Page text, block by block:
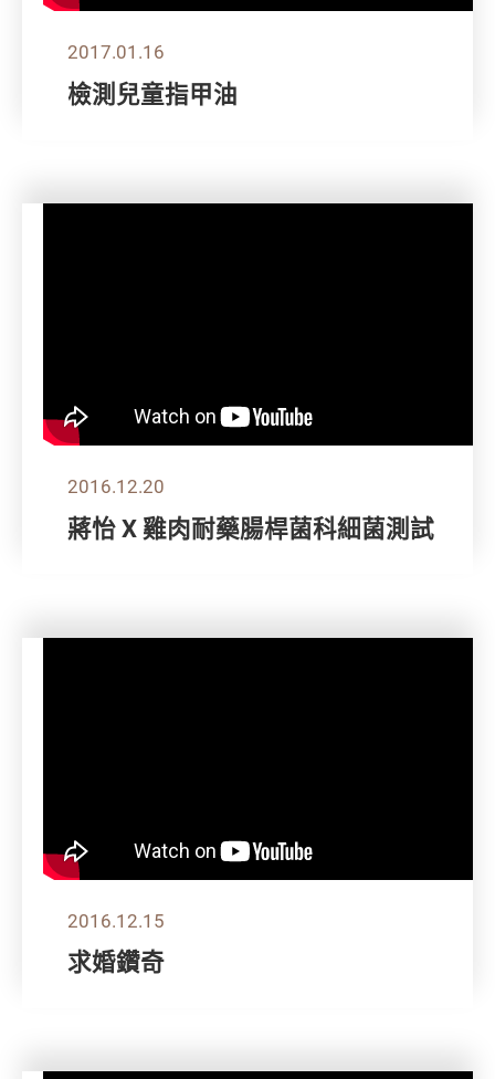
2017.01.16
檢測兒童指甲油
2016.12.20
蔣怡 X 雞肉耐藥腸桿菌科細菌測試
2016.12.15
求婚鑽奇